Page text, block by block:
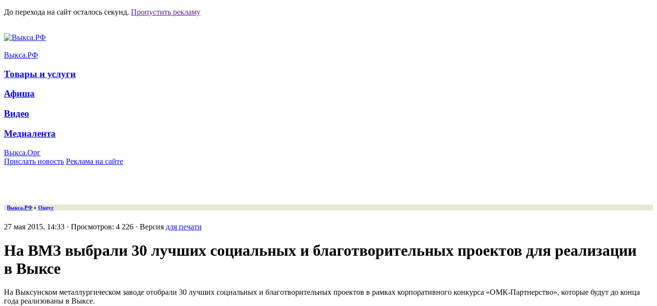
До перехода на сайт осталось секунд. Пропустить рекламу
Выкса.РФ
Товары и услуги
Афиша
Видео
Медиалента
Выкса.Орг
Прислать новость Реклама на сайте
Выкса.РФ » Округ
27 мая 2015, 14:33 · Просмотров: 4 226 · Версия для печати
На ВМЗ выбрали 30 лучших социальных и благотворительных проектов для реализации
в Выксе
На Выксунском металлургическом заводе отобрали 30 лучших социальных и благотворительных проектов в рамках корпоративного конкурса «ОМК-Партнерство», которые будут до конца
года реализованы в Выксе.